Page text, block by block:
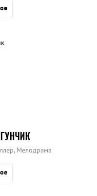
Мелодрама